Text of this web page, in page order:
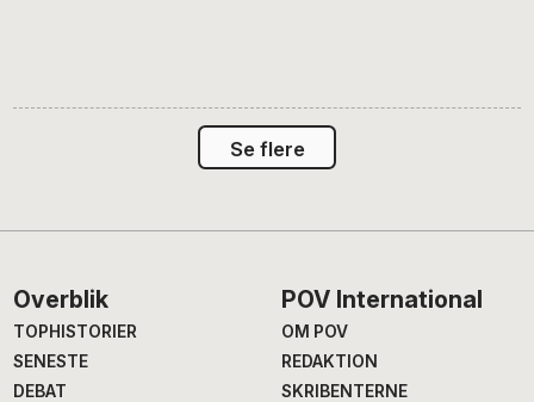
Se flere
Footer
Overblik
TOPHISTORIER
SENESTE
DEBAT
POV International
OM POV
REDAKTION
SKRIBENTERNE